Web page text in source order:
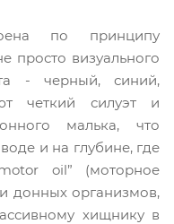
по принципу
просто визуального
- черный, синий,
четкий силуэт и
малька, что
и на глубине, где
oil” (моторное
донных организмов,
хищнику в